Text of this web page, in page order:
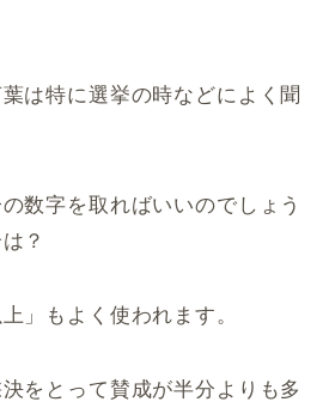
葉は特に選挙の時などによく聞
数字を取ればいいのでしょう
？
」もよく使われます。
をとって賛成が半分よりも多